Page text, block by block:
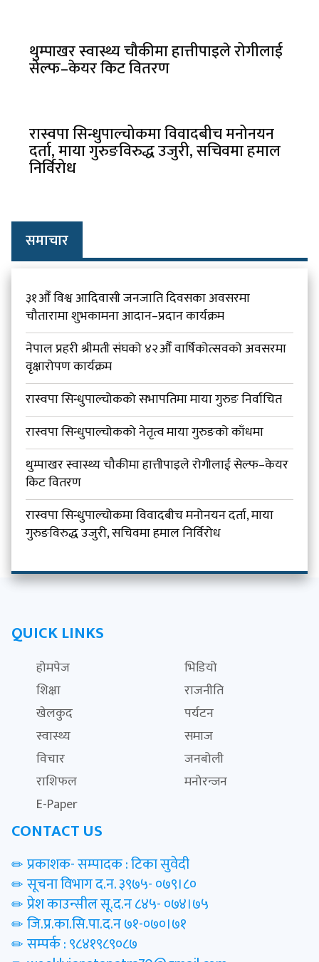
थुम्पाखर स्वास्थ्य चौकीमा हात्तीपाइले रोगीलाई
सेल्फ–केयर किट वितरण
रास्वपा सिन्धुपाल्चोकमा विवादबीच मनोनयन
दर्ता, माया गुरुङविरुद्ध उजुरी, सचिवमा हमाल
निर्विरोध
समाचार
३१औँ विश्व आदिवासी जनजाति दिवसका अवसरमा
चौतारामा शुभकामना आदान–प्रदान कार्यक्रम
नेपाल प्रहरी श्रीमती संघको ४२औँ वार्षिकोत्सवको अवसरमा
वृक्षारोपण कार्यक्रम
रास्वपा सिन्धुपाल्चोकको सभापतिमा माया गुरुङ निर्वाचित
रास्वपा सिन्धुपाल्चोकको नेतृत्व माया गुरुङको काँधमा
थुम्पाखर स्वास्थ्य चौकीमा हात्तीपाइले रोगीलाई सेल्फ–केयर
किट वितरण
रास्वपा सिन्धुपाल्चोकमा विवादबीच मनोनयन दर्ता, माया
गुरुङविरुद्ध उजुरी, सचिवमा हमाल निर्विरोध
QUICK LINKS
होमपेज
भिडियो
शिक्षा
राजनीति
खेलकुद
पर्यटन
स्वास्थ्य
समाज
विचार
जनबोली
राशिफल
मनोरन्जन
E-Paper
CONTACT US
प्रकाशक- सम्पादक : टिका सुवेदी
सूचना विभाग द.न. ३९७५- ०७९।८०
प्रेश काउन्सील सू.द.न ८४५- ०७४।७५
जि.प्र.का.सि.पा.द.न ७१-०७०।७१
सम्पर्क : ९८४१९८९०८७